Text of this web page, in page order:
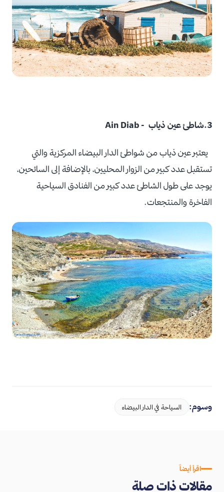
3. شاطئ عين ذياب - ‪Ain Diab‬
يعتبر عين ذياب من شواطئ الدار البيضاء المركزية والتي
تستقبل عدد كبير من الزوار المحليين،بالإضافة إلى السائحين،
يوجد على طول الشاطئ عدد كبير من الفنادق السياحية
الفاخرة والمنتجعات.
وسوم: السياحة في الدار البيضاء
اقرأ أيضاً
مقالات ذات صلة